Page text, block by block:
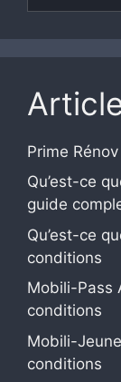
Prime
Qu’est-ce
guide
Qu’est-ce
conditions
Mobili-Pass
conditions
Mobili-
conditions